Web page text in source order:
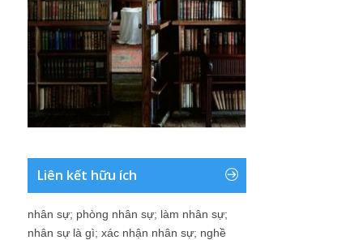
Liên kết hữu ích
nhân sự; phòng nhân sự; làm nhân sự;
nhân sự là gì; xác nhận nhân sự; nghề